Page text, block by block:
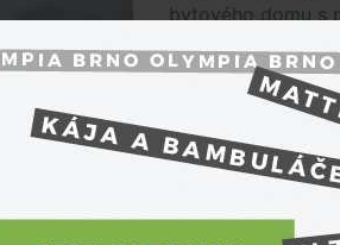
2026, 17:59
bytového domu s
hodinu později
kontrolou.